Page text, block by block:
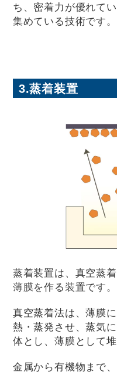
ち、密着力が優れて
集めている技術です。
3.蒸着装置
蒸着装置は、真空蒸
薄膜を作る装置です。
真空蒸着法は、薄膜
熱・蒸発させ、蒸気
体とし、薄膜として
金属から有機物まで